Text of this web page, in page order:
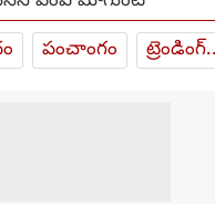
పంచాంగం